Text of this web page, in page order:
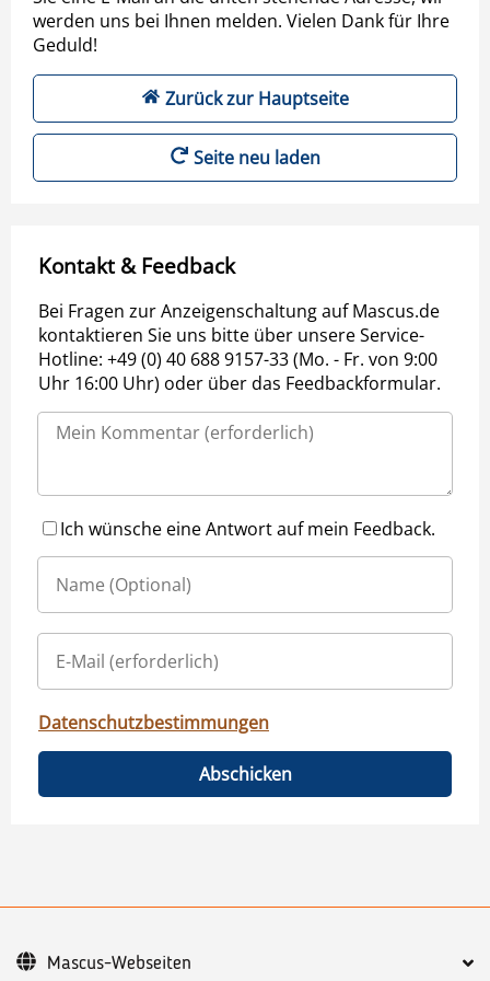
werden uns bei Ihnen melden. Vielen Dank für Ihre
Geduld!
Zurück zur Hauptseite
Seite neu laden
Kontakt & Feedback
Bei Fragen zur Anzeigenschaltung auf Mascus.de
kontaktieren Sie uns bitte über unsere Service-
Hotline: +49 (0) 40 688 9157-33 (Mo. - Fr. von 9:00
Uhr 16:00 Uhr) oder über das Feedbackformular.
Ich wünsche eine Antwort auf mein Feedback.
Datenschutzbestimmungen
Abschicken
Mascus-Webseiten